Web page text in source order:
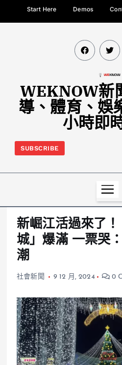
Start Here Demos
WEKNOW新
導、體育、娛
小時即
SUBSCRIBE
新崛江活過來了
城」爆滿 一票哭
潮
社會新聞 9 12 月, 2024 0